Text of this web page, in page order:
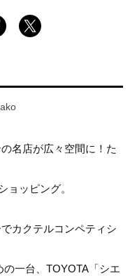
名店が広々空間に！た
ョッピング。
カクテルコンペティシ
一台、TOYOTA「シエ